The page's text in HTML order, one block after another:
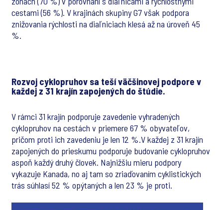
cestami (56 %). V krajinách skupiny G7 však podpora
znižovania rýchlosti na diaľniciach klesá až na úroveň 45
%.
Rozvoj cyklopruhov sa teší väčšinovej podpore v
každej z 31 krajín zapojených do štúdie.
V rámci 31 krajín podporuje zavedenie vyhradených
cyklopruhov na cestách v priemere 67 % obyvateľov,
pričom proti ich zavedeniu je len 12 %.V každej z 31 krajín
zapojených do prieskumu podporuje budovanie cyklopruhov
aspoň každý druhý človek. Najnižšiu mieru podpory
vykazuje Kanada, no aj tam so zriaďovaním cyklistických
trás súhlasí 52 % opýtaných a len 23 % je proti.